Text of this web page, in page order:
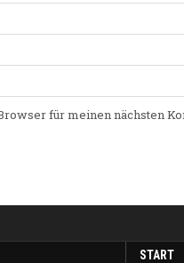
für meinen nächsten
START